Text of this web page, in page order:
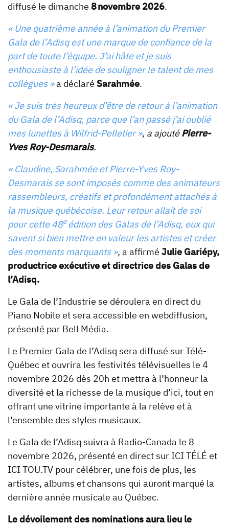
diffusé le dimanche 8 novembre 2026.
« Une quatrième année à l’animation du Premier
Gala de l’Adisq est une marque de confiance de la
part de toute l’équipe. J’ai hâte et je suis
enthousiaste à l’idée de souligner le talent de mes
collègues »a déclaré Sarahmée.
« Je suis très heureux d’être de retour à l’animation
du Gala de l’Adisq, parce que l’an passé j’ai oublié
mes lunettes à Wilfrid-Pelletier », a ajoutéPierre-
Yves Roy-Desmarais.
« Claudine, Sarahmée et Pierre-Yves Roy-
Desmarais se sont imposés comme des animateurs
rassembleurs, créatifs et profondément attachés à
la musique québécoise. Leur retour allait de soi
pour cette 48eédition des Galas de l’Adisq, eux qui
savent si bien mettre en valeur les artistes et créer
des moments marquants », a affirmé Julie Gariépy,
productrice exécutive et directrice des Galas de
l’Adisq.
Le Gala de l’Industrie se déroulera en direct du
Piano Nobile et sera accessible en webdiffusion,
présenté par Bell Média.
Le Premier Gala de l’Adisq sera diffusé sur Télé-
Québec et ouvrira les festivités télévisuelles le 4
novembre 2026 dès 20h et mettra à l’honneur la
diversité et la richesse de la musique d’ici, tout en
offrant une vitrine importante à la relève et à
l’ensemble des styles musicaux.
Le Gala de l’Adisq suivra à Radio-Canada le 8
novembre 2026, présenté en direct sur ICI TÉLÉ et
ICI TOU.TV pour célébrer, une fois de plus, les
artistes, albums et chansons qui auront marqué la
dernière année musicale au Québec.
Le dévoilement des nominations aura lieu le